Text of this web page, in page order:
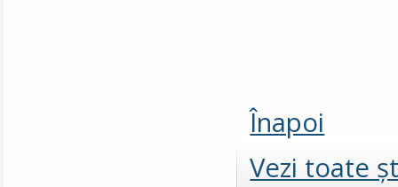
Înapoi
Vezi toate